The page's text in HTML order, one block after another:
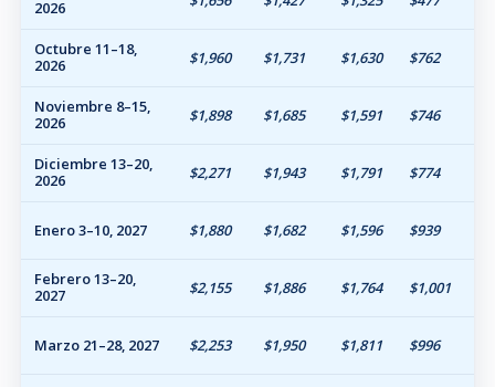
2026
Octubre 11–18,
2026
$1,960 $1,731 $1,630 $762
Noviembre 8–15,
2026
$1,898 $1,685 $1,591 $746
Diciembre 13–20,
2026
$2,271 $1,943 $1,791 $774
Enero 3–10, 2027 $1,880 $1,682 $1,596 $939
Febrero 13–20,
2027
$2,155 $1,886 $1,764 $1,001
Marzo 21–28, 2027 $2,253 $1,950 $1,811 $996